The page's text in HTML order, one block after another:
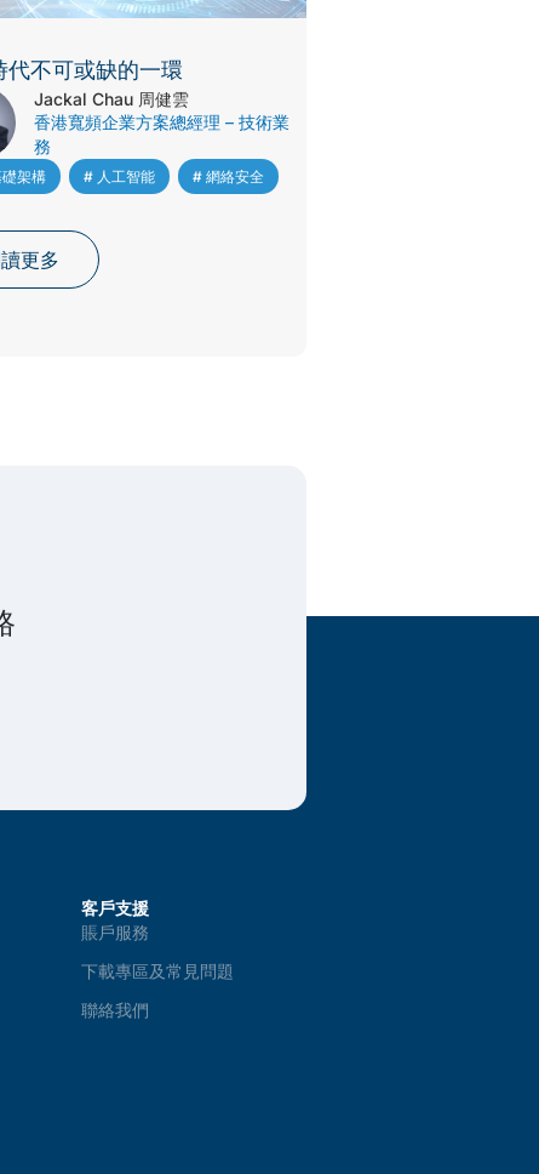
代不可或缺的一環
Jackal Chau 周健雲
香港寬頻企業方案總經理 – 技術業
務
架構 , # 人工智能 , # 網絡安全
更多
客戶支援
賬戶服務
下載專區及常見問題
聯絡我們